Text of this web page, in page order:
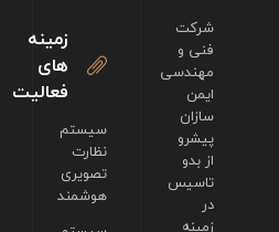
زمینه
های
فعالیت
سیستم
نظارت
تصویری
هوشمند
شرکت
فنی و
مهندسی
ایمن
سازان
پیشرو
از بدو
تاسیس
در
زمینه